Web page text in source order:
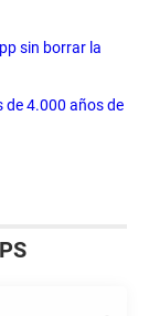
sin borrar la
de 4.000 años de